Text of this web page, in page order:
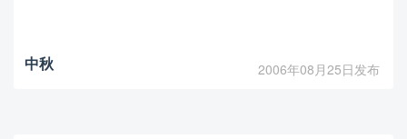
中秋 2006年08月25日发布